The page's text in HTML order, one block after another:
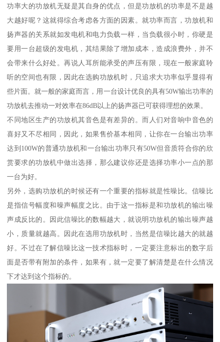
功率大的功放机无疑是其自身的优点，但是功放机的功率是不是越
大越好呢？这就得综合考虑各方面的因素。就功率而言，功放机和
扬声器的关系就如发电机和电力负载一样，当负载很小时，你硬是
要用一台超级的发电机，其结果除了增加成本，造成浪费外，并不
会带来什么好处。再说人耳所能承受的声压有限，现在一般家庭聆
听的空间也有限，因此在选购功放机时，只追求大功率似乎显得有
些片面。就一般的家庭而言，用一台设计优良的具有50W输出功率的
功放机去推动一对效率在86dB以上的扬声器已可获得理想的效果。
不同地区生产的功放机其音色是有差异的。而人们对音响中音色的
喜好又不尽相同，因此，如果售价基本相同，让你在一台输出功率
达到100W的普通功放机和一台输出功率只有50W但音质符合你的欣
赏要求的功放机中做出选择，那么建议你还是选择功率小一点的那
一台为好。
另外，选购功放机的时候还有一个重要的指标就是性噪比。信噪比
是指信号幅度和噪声幅度之比。由于这一指标是和功放机的输出噪
声成反比的。因此信噪比的数幅越大，就说明功放机的输出噪声越
小，质量就越高。因此在选用功放机时，当然是信噪比越大的就越
好。不过在了解信噪比这一技术指标时，一定要注意标出的数字后
面是否带有附加的条件，如果有，就一定要了解清楚是在什么情况
下才达到这个指标的。